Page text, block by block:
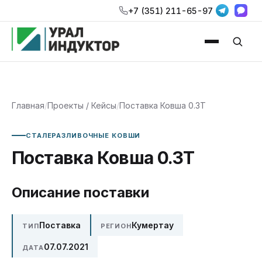
+7 (351) 211-65-97
Главная/Проекты / Кейсы/Поставка Ковша 0.3Т
СТАЛЕРАЗЛИВОЧНЫЕ КОВШИ
Поставка Ковша 0.3Т
Описание поставки
ТИППоставка РЕГИОНКумертау
ДАТА07.07.2021